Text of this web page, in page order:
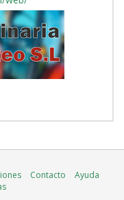
Contacto
Ayuda